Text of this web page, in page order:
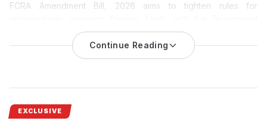
FCRA Amendment Bill, 2026 aims to tighten rules for
Authority and broaden disclosure norms, leading to political
opposition and fears among NGOs.
Session of Parliament. While the Centre has described it as a
transparency measure, opposition parties and civil society
groups have questioned its broader implications. Sprouts
Continue Reading
EXCLUSIVE